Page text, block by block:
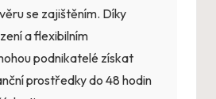
se zajištěním. Díky
a flexibilním
podnikatelé získat
prostředky do 48 hodin